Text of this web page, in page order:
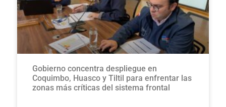
Gobierno concentra despliegue en
Coquimbo, Huasco y Tiltil para enfrentar las
zonas más críticas del sistema frontal